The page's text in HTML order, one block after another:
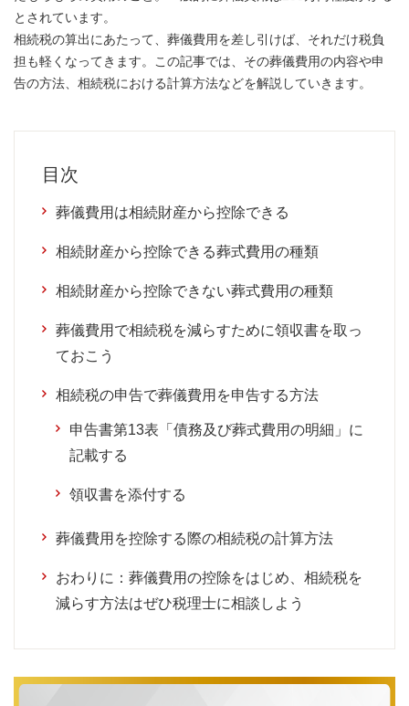
とされています。
相続税の算出にあたって、葬儀費用を差し引けば、それだけ税負
担も軽くなってきます。この記事では、その葬儀費用の内容や申
告の方法、相続税における計算方法などを解説していきます。
目次
葬儀費用は相続財産から控除できる
相続財産から控除できる葬式費用の種類
相続財産から控除できない葬式費用の種類
葬儀費用で相続税を減らすために領収書を取っ
ておこう
相続税の申告で葬儀費用を申告する方法
申告書第13表「債務及び葬式費用の明細」に
記載する
領収書を添付する
葬儀費用を控除する際の相続税の計算方法
おわりに：葬儀費用の控除をはじめ、相続税を
減らす方法はぜひ税理士に相談しよう